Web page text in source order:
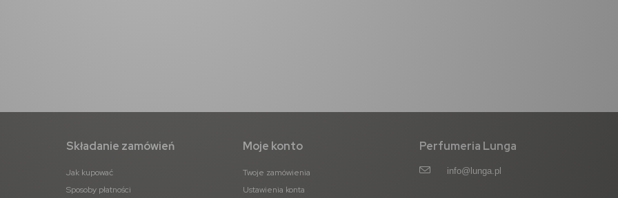
Składanie zamówień
Jak kupować
Sposoby płatności
Moje konto
Twoje zamówienia
Ustawienia konta
Perfumeria Lunga
info@lunga.pl